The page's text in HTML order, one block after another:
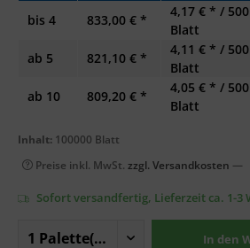
bis 4 833,00 € *
4,17 € * / 500
Blatt
ab 5 821,10 € *
4,11 € * / 500
Blatt
ab 10 809,20 € *
4,05 € * / 500
Blatt
Inhalt: 100000 Blatt
Preise inkl. MwSt. zzgl. Versandkosten —
Sofort versandfertig, Lieferzeit ca. 1-3
In den